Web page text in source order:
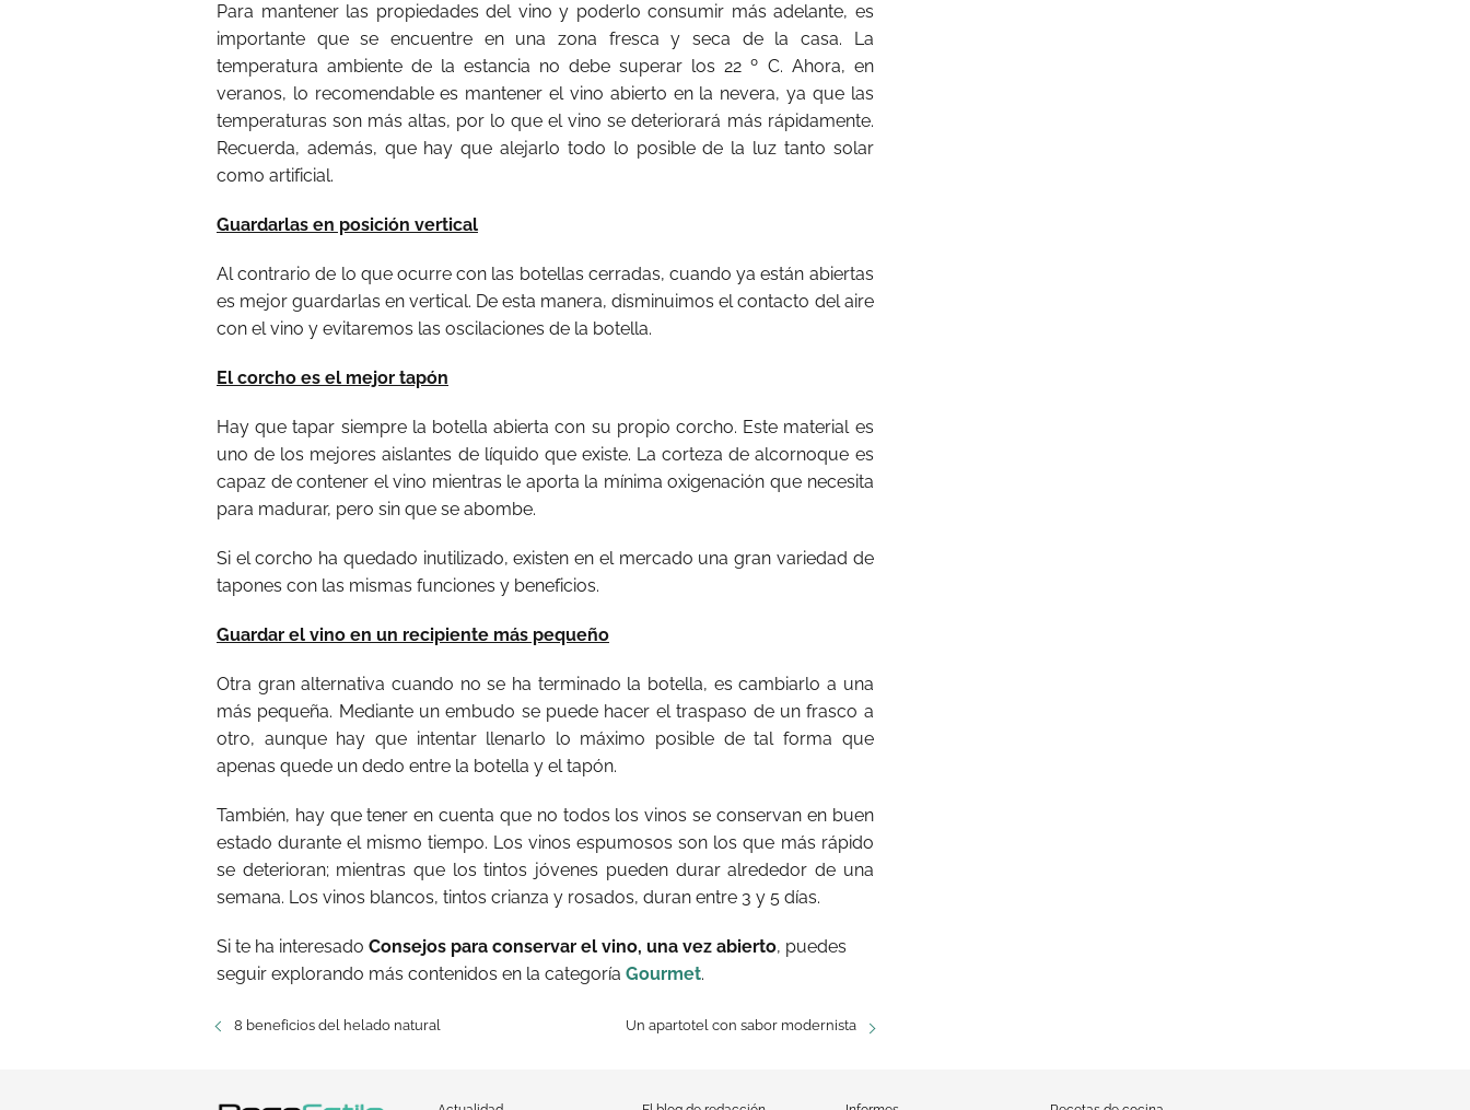
Para mantener las propiedades del vino y poderlo consumir más adelante, es
importante que se encuentre en una zona fresca y seca de la casa. La
temperatura ambiente de la estancia no debe superar los 22 º C. Ahora, en
veranos, lo recomendable es mantener el vino abierto en la nevera, ya que las
temperaturas son más altas, por lo que el vino se deteriorará más rápidamente.
Recuerda, además, que hay que alejarlo todo lo posible de la luz tanto solar
como artificial.
Guardarlas en posición vertical
Al contrario de lo que ocurre con las botellas cerradas, cuando ya están abiertas
es mejor guardarlas en vertical. De esta manera, disminuimos el contacto del aire
con el vino y evitaremos las oscilaciones de la botella.
El corcho es el mejor tapón
Hay que tapar siempre la botella abierta con su propio corcho. Este material es
uno de los mejores aislantes de líquido que existe. La corteza de alcornoque es
capaz de contener el vino mientras le aporta la mínima oxigenación que necesita
para madurar, pero sin que se abombe.
Si el corcho ha quedado inutilizado, existen en el mercado una gran variedad de
tapones con las mismas funciones y beneficios.
Guardar el vino en un recipiente más pequeño
Otra gran alternativa cuando no se ha terminado la botella, es cambiarlo a una
más pequeña. Mediante un embudo se puede hacer el traspaso de un frasco a
otro, aunque hay que intentar llenarlo lo máximo posible de tal forma que
apenas quede un dedo entre la botella y el tapón.
También, hay que tener en cuenta que no todos los vinos se conservan en buen
estado durante el mismo tiempo. Los vinos espumosos son los que más rápido
se deterioran; mientras que los tintos jóvenes pueden durar alrededor de una
semana. Los vinos blancos, tintos crianza y rosados, duran entre 3 y 5 días.
Si te ha interesado Consejos para conservar el vino, una vez abierto, puedes
seguir explorando más contenidos en la categoría Gourmet.
8 beneficios del helado natural Un apartotel con sabor modernista